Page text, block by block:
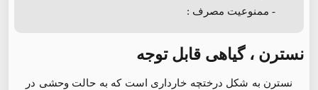
- ممنوعیت مصرف :
نسترن ، گیاهی قابل توجه
نسترن به شکل درختچه خارداری است که به حالت وحشی در